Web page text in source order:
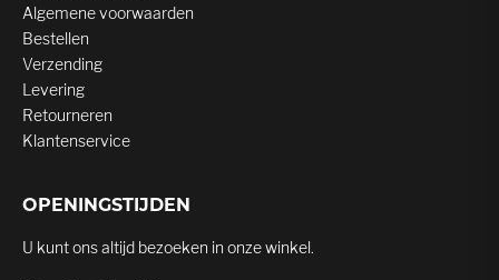
Algemene voorwaarden
Bestellen
Verzending
Levering
Retourneren
Klantenservice
OPENINGSTIJDEN
U kunt ons altijd bezoeken in onze winkel.